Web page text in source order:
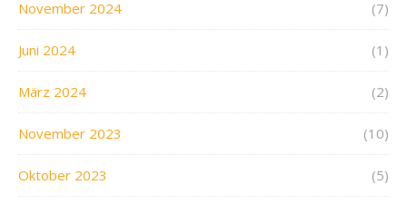
November 2024 (7)
Juni 2024 (1)
März 2024 (2)
November 2023 (10)
Oktober 2023 (5)